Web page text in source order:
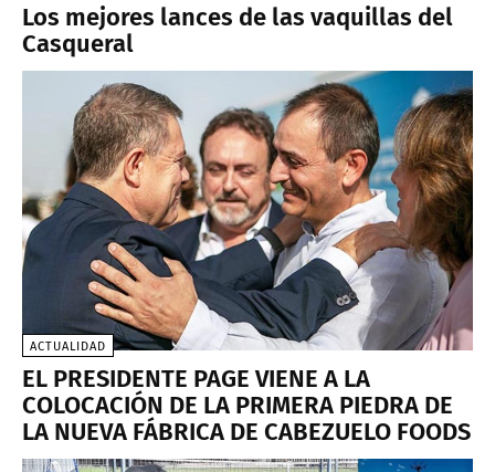
Los mejores lances de las vaquillas del
Casqueral
ACTUALIDAD
EL PRESIDENTE PAGE VIENE A LA
COLOCACIÓN DE LA PRIMERA PIEDRA DE
LA NUEVA FÁBRICA DE CABEZUELO FOODS